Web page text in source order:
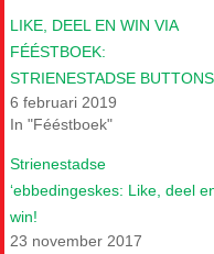
LIKE, DEEL EN WIN VIA
FÉÉSTBOEK:
STRIENESTADSE BUTTONS
6 februari 2019
In "Fééstboek"
Strienestadse
‘ebbedingeskes: Like, deel
win!
23 november 2017